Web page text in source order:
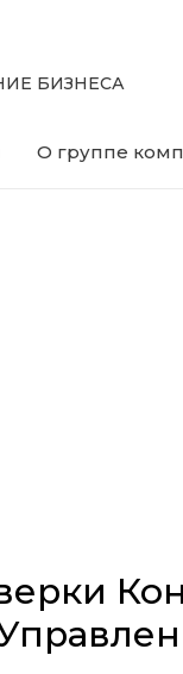
БИЗНЕСА
О группе